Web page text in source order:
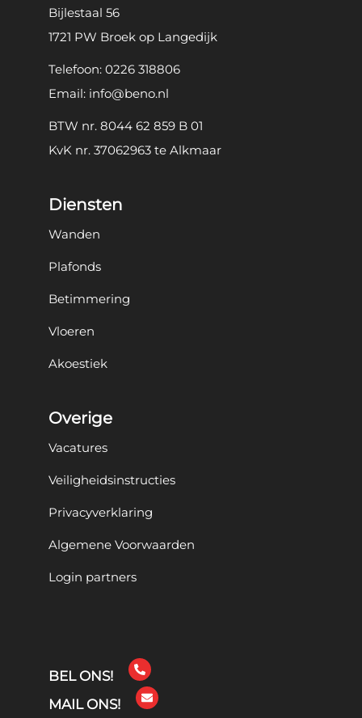
Bijlestaal 56
1721 PW Broek op Langedijk
Telefoon: 0226 318806
Email: info@beno.nl
BTW nr. 8044 62 859 B 01
KvK nr. 37062963 te Alkmaar
Diensten
Wanden
Plafonds
Betimmering
Vloeren
Akoestiek
Overige
Vacatures
Veiligheidsinstructies
Privacyverklaring
Algemene Voorwaarden
Login partners
BEL ONS!
MAIL ONS!